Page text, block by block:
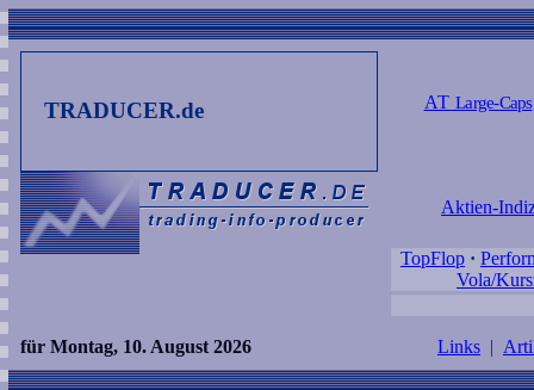
TRADUCER.de AT Large-Caps
Aktien-
TopFlop ·
Vola/
für Montag, 10. August 2026 Links |